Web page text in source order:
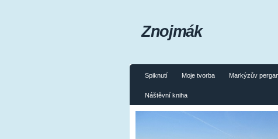
Spiknutí Moje tvorba Markýzův
Náštěvní kniha
Znojmák